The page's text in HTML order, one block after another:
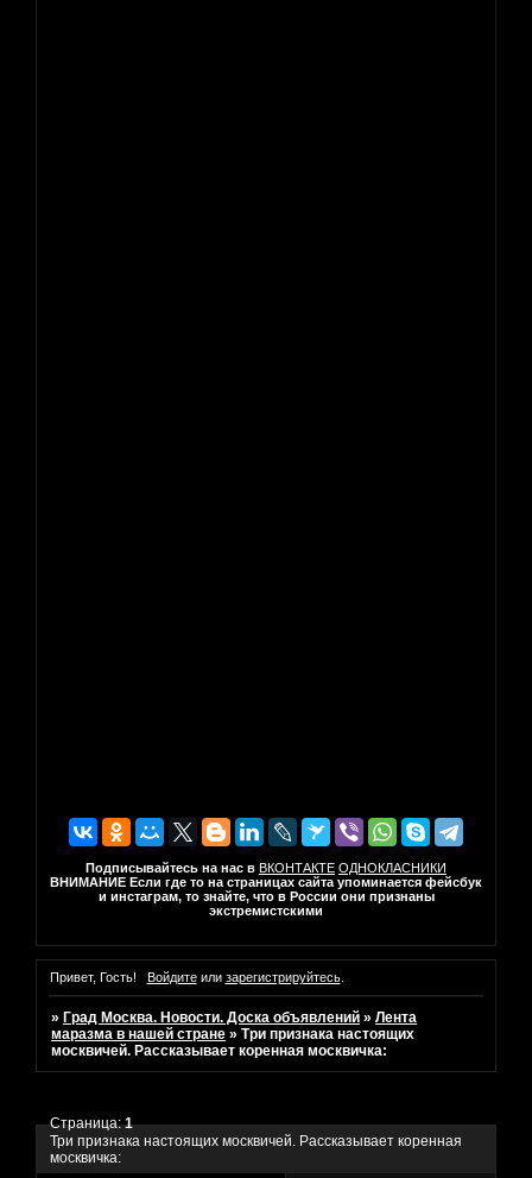
Подписывайтесь на нас в ВКОНТАКТЕ ОДНОКЛАСНИКИ
ВНИМАНИЕ Если где то на страницах сайта упоминается фейсбук
и инстаграм, то знайте, что в России они признаны
экстремистскими
Привет, Гость! Войдитеили зарегистрируйтесь.
» Град Москва. Новости. Доска объявлений »Лента
маразма в нашей стране »Три признака настоящих
москвичей. Рассказывает коренная москвичка:
Три признака настоящих москвичей. Рассказывает коренная
москвичка:
Страница:1